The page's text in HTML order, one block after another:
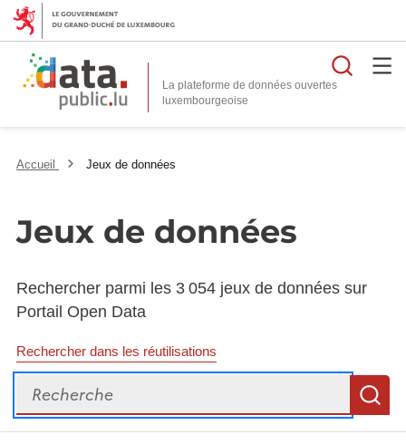
La plateforme de données ouvertes
Accueil Jeux de données
Jeux de données
Rechercher parmi les 3 054 jeux de données sur
Portail Open Data
Rechercher dans les réutilisations
Recherche